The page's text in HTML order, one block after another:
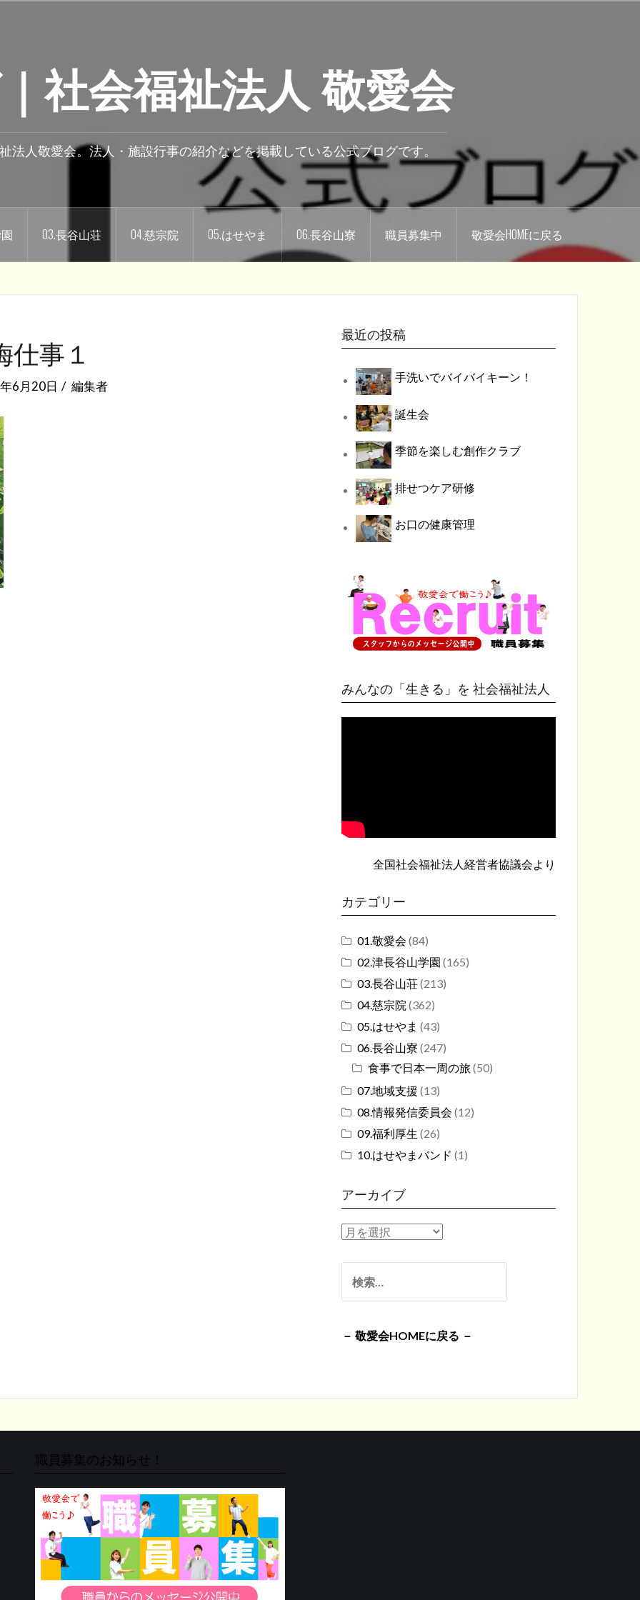
社会福祉法人 敬愛会
法人敬愛会。法人・施設行事の紹介などを掲載している公式ブログです。
03.長谷山荘 04.慈宗院 05.はせやま 06.長谷山寮 職員募集中 敬愛会HOMEに戻る
仕事１
6月20日 編集者
最近の投稿
手洗いでバイバイキーン！
誕生会
季節を楽しむ創作クラブ
排せつケア研修
お口の健康管理
みんなの「生きる」を 社会福祉法人
全国社会福祉法人経営者協議会より
カテゴリー
01.敬愛会 (84)
02.津長谷山学園 (165)
03.長谷山荘(213)
04.慈宗院 (362)
05.はせやま (43)
06.長谷山寮 (247)
食事で日本一周の旅 (50)
07.地域支援 (13)
08.情報発信委員会 (12)
09.福利厚生 (26)
10.はせやまバンド (1)
アーカイブ
ア
カ
ブ
索:
－ 敬愛会HOMEに戻る －
職員募集のお知らせ！